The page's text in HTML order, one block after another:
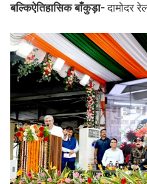
बल्किऐतिहासिक बाँकुड़ा-दामोदर